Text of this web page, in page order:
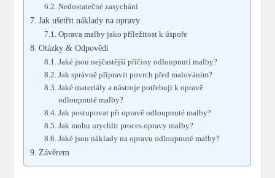
Nedostatečné zasychání
Jak ušetřit náklady na opravy
Oprava malby jako příležitost k úspoře
Otázky & Odpovědi
Jaké jsou nejčastější příčiny odloupnutí malby?
Jak správně připravit povrch před malováním?
Jaké materiály a nástroje potřebuji k opravě
odloupnuté malby?
Jak postupovat při opravě odloupnuté malby?
Jak mohu urychlit proces opravy malby?
Jaké jsou náklady na opravu odloupnuté malby?
Závěrem